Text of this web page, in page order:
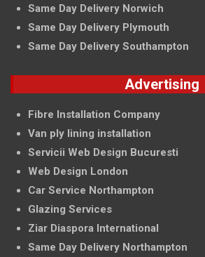
Same Day Delivery Norwich
Same Day Delivery Plymouth
Same Day Delivery Southampton
Advertising
Fibre Installation Company
Van ply lining installation
Servicii Web Design Bucuresti
Web Design London
Car Service Northampton
Glazing Services
Ziar Diaspora International
Same Day Delivery Northampton